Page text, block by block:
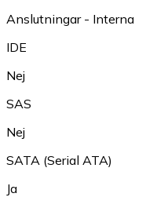
Anslutningar - Interna
IDE
Nej
SAS
Nej
SATA (Serial ATA)
Ja